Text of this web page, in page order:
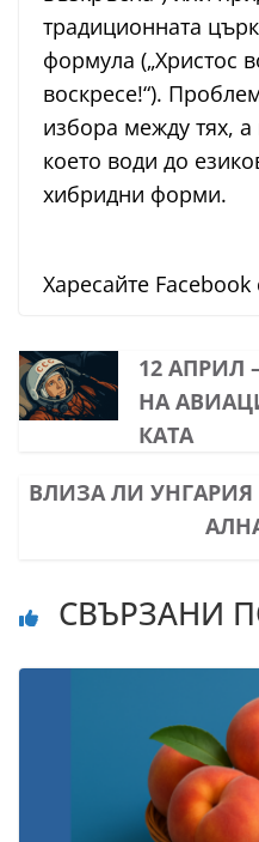
традиционната
формула („Христос
воскресе!“).
избора между тях,
което води до
хибридни форми.
Харесайте
12 АПРИЛ
НА
КАТА
ВЛИЗА ЛИ УНГАРИЯ
СВЪРЗАНИ